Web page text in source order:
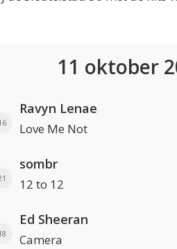
11 oktober
Ravyn Lenae
Love Me Not
sombr
12 to 12
Ed Sheeran
Camera